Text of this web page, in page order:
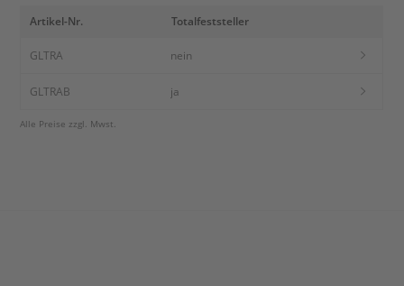
Artikel-Nr. Totalfeststeller
GLTRA nein
GLTRAB ja
Alle Preise zzgl. Mwst.